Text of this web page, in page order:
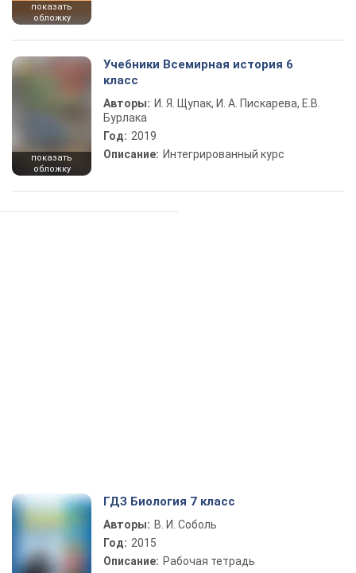
показать
обложку
показать
обложку
Учебники Всемирная история 6
класс
Авторы: И. Я. Щупак, И. А. Пискарева, Е.В.
Бурлака
Год: 2019
Описание: Интегрированный курс
ГДЗ Биология 7 класс
Авторы: В. И. Соболь
Год: 2015
Описание: Рабочая тетрадь